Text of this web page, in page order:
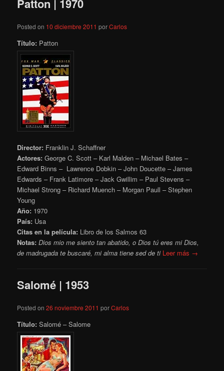
Patton | 1970
Posted on 10 diciembre 2011 porCarlos
Título: Patton
Director: Franklin J. Schaffner
Actores: George C. Scott – Karl Malden – Michael Bates –
Edward Binns – Lawrence Dobkin – John Doucette – James
Edwards – Frank Latimore – Jack Gwillim – Paul Stevens –
Michael Strong – Richard Muench – Morgan Paull – Stephen
Young
Año: 1970
País: Usa
Citas en la película: Libro de los Salmos 63
Notas:Dios mio me siento tan abatido, o Dios tú eres mi Dios,
de madrugada te buscaré, mi alma tiene sed de ti Leer más →
Salomé | 1953
Posted on26 noviembre 2011 porCarlos
Título: Salomé – Salome